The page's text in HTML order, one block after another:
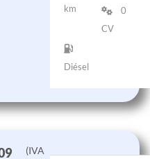
km
0
CV
Diésel
(IVA